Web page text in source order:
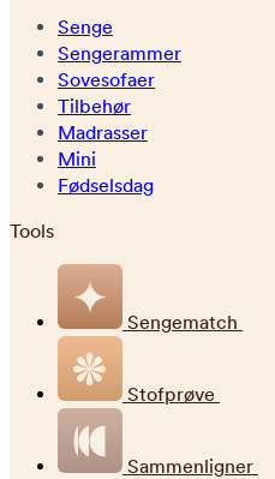
Senge
Sengerammer
Sovesofaer
Tilbehør
Madrasser
Mini
Fødselsdag
Tools
Sengematch
Stofprøve
Sammenligner